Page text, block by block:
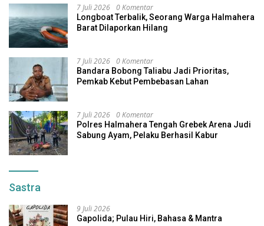
7 Juli 2026 0 Komentar
Longboat Terbalik, Seorang Warga Halmahera
Barat Dilaporkan Hilang
7 Juli 2026 0 Komentar
Bandara Bobong Taliabu Jadi Prioritas,
Pemkab Kebut Pembebasan Lahan
7 Juli 2026 0 Komentar
Polres Halmahera Tengah Grebek Arena Judi
Sabung Ayam, Pelaku Berhasil Kabur
Sastra
9 Juli 2026
Gapolida; Pulau Hiri, Bahasa & Mantra